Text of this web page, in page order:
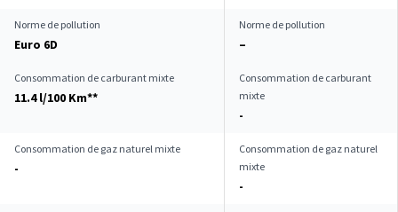
Norme de pollution
Euro 6D
Norme de pollution
–
Consommation de carburant mixte
11.4 l/100 Km**
Consommation de carburant
mixte
-
Consommation de gaz naturel mixte
-
Consommation de gaz naturel
mixte
-